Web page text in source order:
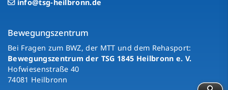
info@tsg-heilbronn.de
Bewegungszentrum
Bei Fragen zum BWZ, der MTT und dem Rehasport:
Bewegungszentrum der TSG 1845 Heilbronn e. V.
Hofwiesenstraße 40
74081 Heilbronn